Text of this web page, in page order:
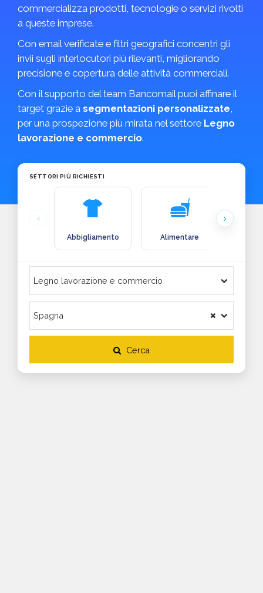
commercializza prodotti, tecnologie o servizi rivolti
a queste imprese.
Con email verificate e filtri geografici concentri gli
invii sugli interlocutori più rilevanti, migliorando
precisione e copertura delle attività commerciali.
Con il supporto del team Bancomail puoi affinare il
target grazie a segmentazioni personalizzate,
per una prospezione più mirata nel settore Legno
lavorazione e commercio.
SETTORI PIÙ RICHIESTI
Abbigliamento Alimentare
Cerca